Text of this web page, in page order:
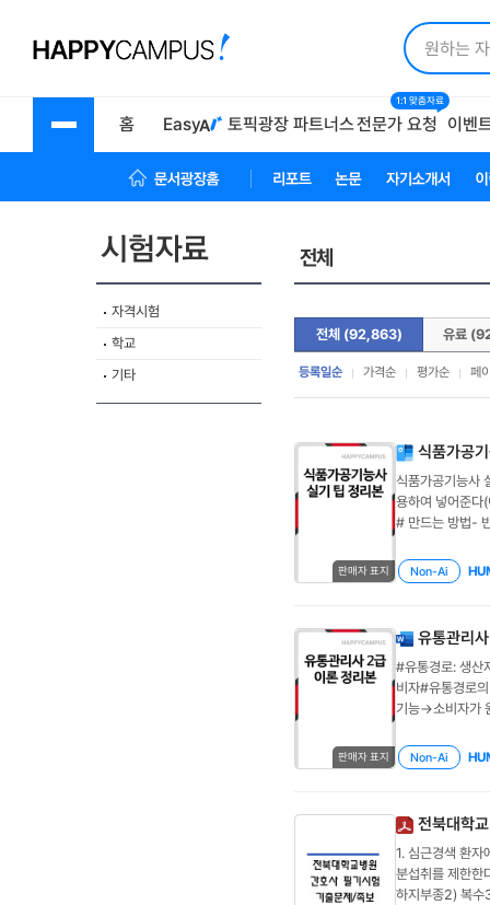
홈 Easy 토픽광장 파트너스전문가 요청
1:1 맞춤자료
이벤
문서광장 홈 리포트 논문 자기소개서
자격시험
학교
기타
전체
전체 (92,863) 유료
등록일순 가격순 평가순 페
판매자 표지
식품가공
식품가공기능사
용하여 넣어준다
# 만드는 방법-
되면 진한 분홍
의 눈금을 확인
면 남은 한방울
배출우유신선도
우유#응고물 무
물은 70%만 넣
기 안에 있는 찌
찌꺼기가 냄비
로 먼저 부어주
Non-Ai
판매자 표지
유통관리
#유통경로: 생산
비자#유통경로
기능→소비자가
긴 경로(전문품
인상품요인가격,
황, 법 및 제도,
종하고자 할 때(
제공할 때(리베
한 정보를 가지
결정개방적 유통
Non-Ai
전북대학
1. 심근경색 환자
분섭취를 제한한
하지부종2) 복수